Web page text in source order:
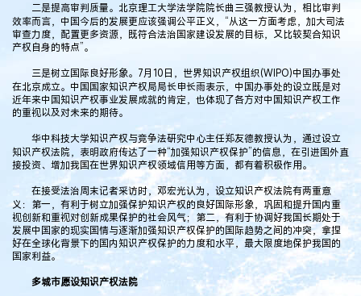
二是提高审判质量。北京理工大学法学院院长曲三强教授认为，相比审判
效率而言，中国今后的发展更应该强调公平正义，“从这一方面考虑，加大司法
审查力度，配置更多资源，既符合法治国家建设发展的目标，又比较契合知识
产权自身的特点”。
三是树立国际良好形象。7月10日，世界知识产权组织(WIPO)中国办事处
在北京成立。中国国家知识产权局局长申长雨表示，中国办事处的设立既是对
近年来中国知识产权事业发展成就的肯定，也体现了各方对中国知识产权工作
的重视以及对未来的期待。
华中科技大学知识产权与竞争法研究中心主任郑友德教授认为，通过设立
知识产权法院，表明政府传达了一种“加强知识产权保护”的信息，在引进国外直
接投资、增加我国在世界知识产权领域信用等方面，都有着积极作用。
在接受法治周末记者采访时，邓宏光认为，设立知识产权法院有两重意
义：第一，有利于树立加强保护知识产权的良好国际形象，巩固和提升国内重
视创新和重视对创新成果保护的社会风气；第二，有利于协调好我国长期处于
发展中国家的现实国情与逐渐加强知识产权保护的国际趋势之间的冲突，拿捏
好在全球化背景下的国内知识产权保护的力度和水平，最大限度地保护我国的
国家利益。
多城市愿设知识产权法院